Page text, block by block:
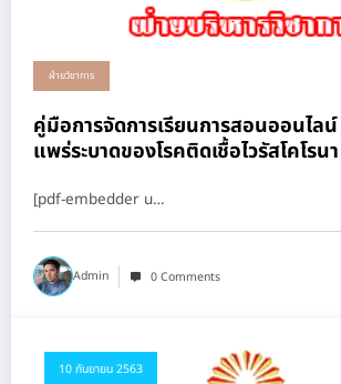
ฝ่ายวิชาการ
คู่มือการจัดการเรียนการสอนออนไลน์
แพร่ระบาดของโรคติดเชื้อไวรัสโคโรน
[pdf-embedder u…
Admin 0 Comments
10 กันยายน 2563